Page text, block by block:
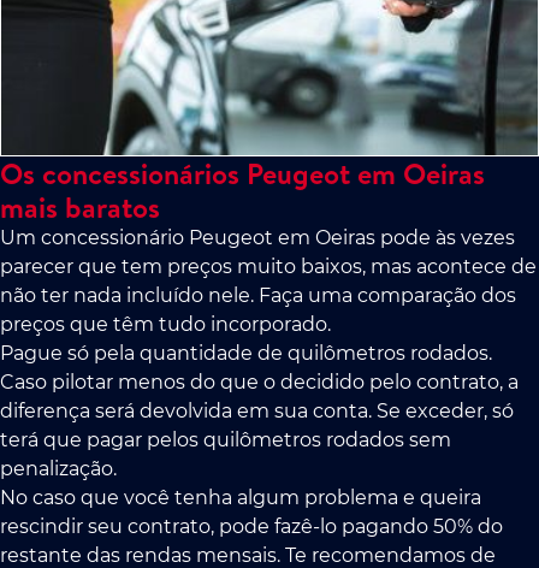
Os concessionários Peugeot em Oeiras
mais baratos
Um concessionário Peugeot em Oeiras pode às vezes
parecer que tem preços muito baixos, mas acontece de
não ter nada incluído nele. Faça uma comparação dos
preços que têm tudo incorporado.
Pague só pela quantidade de quilômetros rodados.
Caso pilotar menos do que o decidido pelo contrato, a
diferença será devolvida em sua conta. Se exceder, só
terá que pagar pelos quilômetros rodados sem
penalização.
No caso que você tenha algum problema e queira
rescindir seu contrato, pode fazê-lo pagando 50% do
restante das rendas mensais. Te recomendamos de